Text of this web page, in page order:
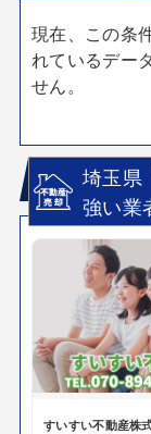
現在、この条
れているデー
せん。
埼玉県
強い業
すいすい不動産株